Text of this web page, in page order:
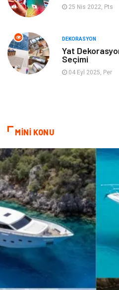
İnternet
Nakliyat
Hediyelik Eşya
Basın Yayın
Telekomünikasyon
Ambalaj
Dernekler ve Birlikler
25 Nis 2022, Pts
DEKORASYON
Yat
Seçimi
04 Eyl 2025, Per
MİNİ KONU